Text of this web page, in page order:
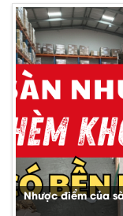
Nhược điểm của